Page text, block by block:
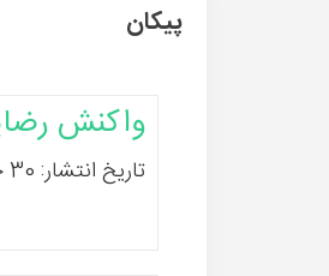
پیکان
واکنش
تاریخ انتشار: 30 جولای 2017